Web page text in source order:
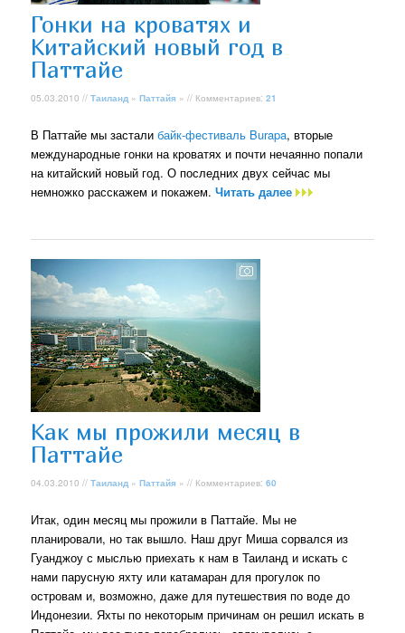
Гонки на кроватях и
Китайский новый год в
Паттайе
05.03.2010 //Таиланд »Паттайя » // Комментариев:21
В Паттайе мы засталибайк-фестиваль Burapa, вторые
международные гонки на кроватях и почти нечаянно попали
на китайский новый год. О последних двух сейчас мы
немножко расскажем и покажем.Читать далее
Как мы прожили месяц в
Паттайе
04.03.2010 //Таиланд »Паттайя » // Комментариев:60
Итак, один месяц мы прожили в Паттайе. Мы не
планировали, но так вышло. Наш друг Миша сорвался из
Гуанджоу с мыслью приехать к нам в Таиланд и искать с
нами парусную яхту или катамаран для прогулок по
островам и, возможно, даже для путешествия по воде до
Индонезии. Яхты по некоторым причинам он решил искать в